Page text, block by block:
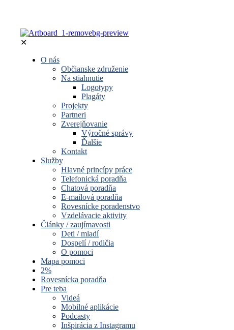
✕
O nás
Občianske združenie
Na stiahnutie
Logotypy
Plagáty
Projekty
Partneri
Zverejňovanie
Výročné správy
Ďalšie
Kontakt
Služby
Hlavné princípy práce
Telefonická poradňa
Chatová poradňa
E-mailová poradňa
Rovesnícke poradenstvo
Vzdelávacie aktivity
Články / zaujímavosti
Deti / mladí
Dospelí / rodičia
O pomoci
Mapa pomoci
2%
Rovesnícka poradňa
Pre teba
Videá
Mobilné aplikácie
Podcasty
Inšpirácia z Instagramu